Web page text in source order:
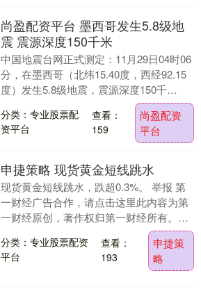
尚盈配资平台 墨西哥发生5.8级地
震 震源深度150千米
中国地震台网正式测定：11月29日04时06
分，在墨西哥（北纬15.40度，西经92.15
度）发生5.8级地震，震源深度150千
分类：专业股票配
资平台
查看：
159
尚盈配资
平台
申捷策略 现货黄金短线跳水
现货黄金短线跳水，跌超0.3%。 举报 第
一财经广告合作，请点击这里此内容为第
一财经原创，著作权归第一财经所有。未
经第一财经书面授权，不得以任何方式加
以使用，包....
分类：专业股票配资
平台
查看：
193
申捷策
略